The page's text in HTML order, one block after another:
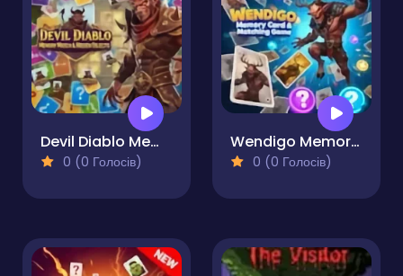
Devil Diablo Memory Match & Hidden Objects
0 (0 Голосів)
Wendigo Memory Card & Matching Game
0 (0 Голосів)